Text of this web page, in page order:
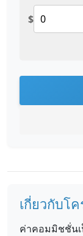
$
เกี่ยวกับโ
ค่าคอมมิชชั่นเ